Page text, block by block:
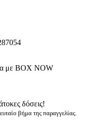
με BOX NOW
δόσεις!
βήμα της παραγγελίας.